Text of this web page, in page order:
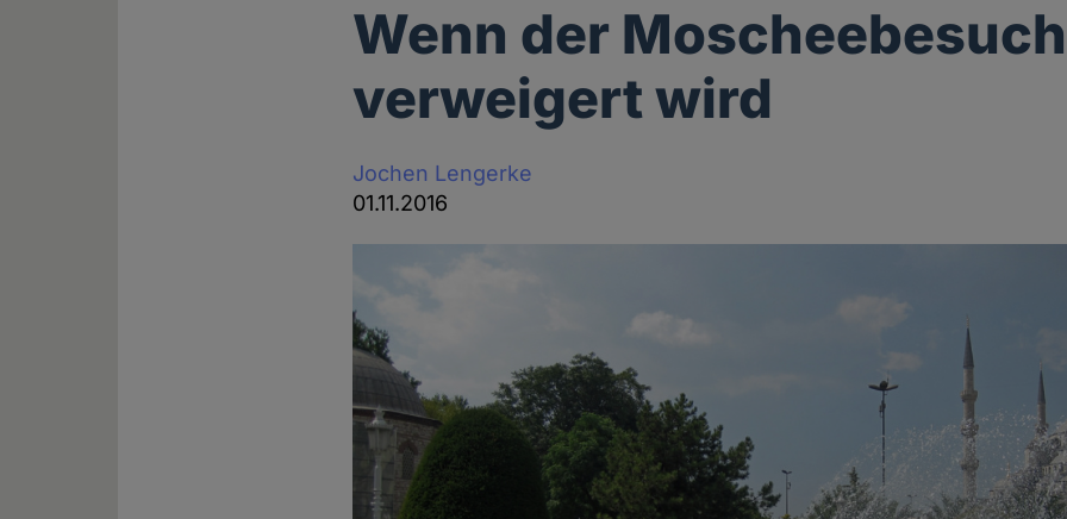
Wenn der Moscheebesuch
verweigert wird
Jochen Lengerke
01.11.2016